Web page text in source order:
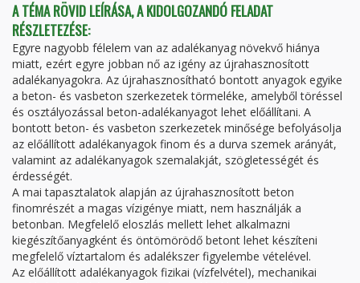
A TÉMA RÖVID LEÍRÁSA, A KIDOLGOZANDÓ FELADAT
RÉSZLETEZÉSE:
Egyre nagyobb félelem van az adalékanyag növekvő hiánya
miatt, ezért egyre jobban nő az igény az újrahasznosított
adalékanyagokra. Az újrahasznosítható bontott anyagok egyike
a beton- és vasbeton szerkezetek törmeléke, amelyből töréssel
és osztályozással beton-adalékanyagot lehet előállítani. A
bontott beton- és vasbeton szerkezetek minősége befolyásolja
az előállított adalékanyagok finom és a durva szemek arányát,
valamint az adalékanyagok szemalakját, szögletességét és
érdességét.
A mai tapasztalatok alapján az újrahasznosított beton
finomrészét a magas vízigénye miatt, nem használják a
betonban. Megfelelő eloszlás mellett lehet alkalmazni
kiegészítőanyagként és öntömörödő betont lehet készíteni
megfelelő víztartalom és adalékszer figyelembe vételével.
Az előállított adalékanyagok fizikai (vízfelvétel), mechanikai